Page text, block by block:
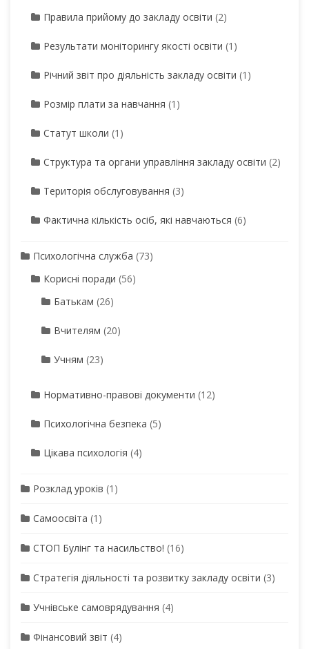
Правила прийому до закладу освіти (2)
Результати моніторингу якості освіти (1)
Річний звіт про діяльність закладу освіти (1)
Розмір плати за навчання (1)
Статут школи (1)
Структура та органи управління закладу освіти (2)
Територія обслуговування (3)
Фактична кількість осіб, які навчаються (6)
Психологічна служба (73)
Корисні поради (56)
Батькам (26)
Вчителям (20)
Учням (23)
Нормативно-правові документи (12)
Психологічна безпека (5)
Цікава психологія (4)
Розклад уроків (1)
Самоосвіта (1)
СТОП Булінг та насильство! (16)
Стратегія діяльності та розвитку закладу освіти (3)
Учнівське самоврядування (4)
Фінансовий звіт (4)